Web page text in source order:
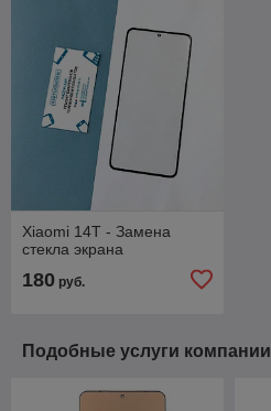
Xiaomi 14T - Замена
стекла экрана
180 руб.
Подобные услуги компании